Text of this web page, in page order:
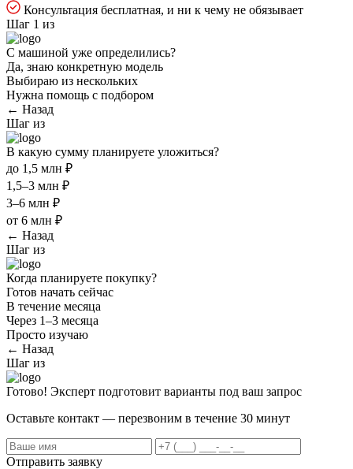
Консультация бесплатная, и ни к чему не обязывает
Шаг 1 из
С машиной уже определились?
Да, знаю конкретную модель
Выбираю из нескольких
Нужна помощь с подбором
← Назад
Шаг из
В какую сумму планируете уложиться?
до 1,5 млн ₽
1,5–3 млн ₽
3–6 млн ₽
от 6 млн ₽
← Назад
Шаг из
Когда планируете покупку?
Готов начать сейчас
В течение месяца
Через 1–3 месяца
Просто изучаю
← Назад
Шаг из
Готово! Эксперт подготовит варианты под ваш запрос
Оставьте контакт — перезвоним в течение 30 минут
Отправить заявку